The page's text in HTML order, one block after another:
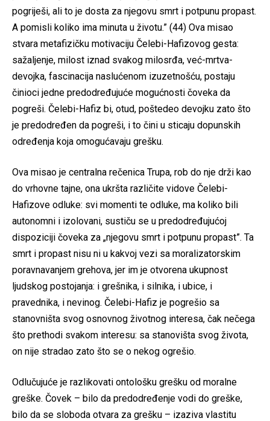
pogriješi, ali to je dosta za njegovu smrt i potpunu propast.
A pomisli koliko ima minuta u životu.” (44) Ova misao
stvara metafizičku motivaciju Čelebi-Hafizovog gesta:
sažaljenje, milost iznad svakog milosrđa, već-mrtva-
devojka, fascinacija naslućenom izuzetnošću, postaju
činioci jedne predodređujuće mogućnosti čoveka da
pogreši. Čelebi-Hafiz bi, otud, poštedeo devojku zato što
je predodređen da pogreši, i to čini u sticaju dopunskih
određenja koja omogućavaju grešku.
Ova misao je centralna rečenica Trupa, rob do nje drži kao
do vrhovne tajne, ona ukršta različite vidove Čelebi-
Hafizove odluke: svi momenti te odluke, ma koliko bili
autonomni i izolovani, sustiču se u predodređujućoj
dispoziciji čoveka za „njegovu smrt i potpunu propast”. Ta
smrt i propast nisu ni u kakvoj vezi sa moralizatorskim
poravnavanjem grehova, jer im je otvorena ukupnost
ljudskog postojanja: i grešnika, i silnika, i ubice, i
pravednika, i nevinog. Čelebi-Hafiz je pogrešio sa
stanovništa svog osnovnog životnog interesa, čak nečega
što prethodi svakom interesu: sa stanovišta svog života,
on nije stradao zato što se o nekog ogrešio.
Odlučujuće je razlikovati ontološku grešku od moralne
greške. Čovek – bilo da predodređenje vodi do greške,
bilo da se sloboda otvara za grešku – izaziva vlastitu